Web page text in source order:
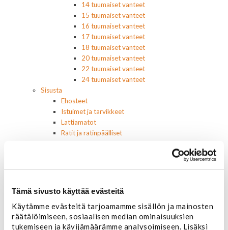
Tämä sivusto käyttää evästeitä
Käytämme evästeitä tarjoamamme sisällön ja mainosten
räätälöimiseen, sosiaalisen median ominaisuuksien
tukemiseen ja kävijämäärämme analysoimiseen. Lisäksi
14 tuumaiset vanteet
15 tuumaiset vanteet
16 tuumaiset vanteet
17 tuumaiset vanteet
18 tuumaiset vanteet
20 tuumaiset vanteet
22 tuumaiset vanteet
24 tuumaiset vanteet
Sisusta
Ehosteet
Istuimet ja tarvikkeet
Lattiamatot
Ratit ja ratinpäälliset
Muut sisustan osat
Valot ja polttimot
Valosarjat
Ajovalot